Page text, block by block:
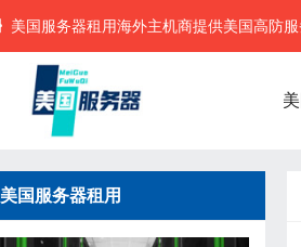
美国服务器租用海外主机商提供美国高防
美国服务器租用